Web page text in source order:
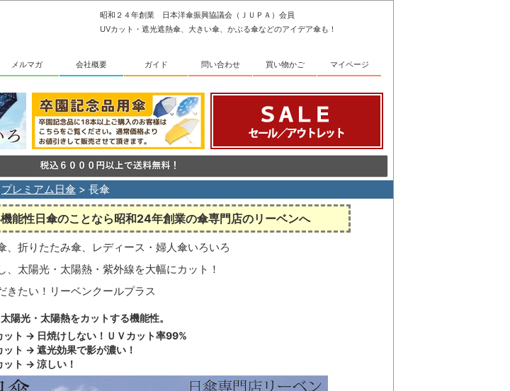
昭和２４年創業 日本洋傘振興協議会（ＪＵＰＡ）会員
UVカット・遮光遮熱傘、大きい傘、かぶる傘などのアイデア傘も！
メルマガ 会社概要 ガイド 問い合わせ 買い物かご マイページ
プレミアム日傘 > 長傘
能性日傘のことなら昭和24年創業の傘専門店のリーベンへ
折りたたみ傘、レディース・婦人傘いろいろ
太陽光・太陽熱・紫外線を大幅にカット！
きたい！リーベンクールプラス
陽光・太陽熱をカットする機能性。
ット → 日焼けしない！ＵＶカット率99%
ト → 遮光効果で影が濃い！
ト → 涼しい！